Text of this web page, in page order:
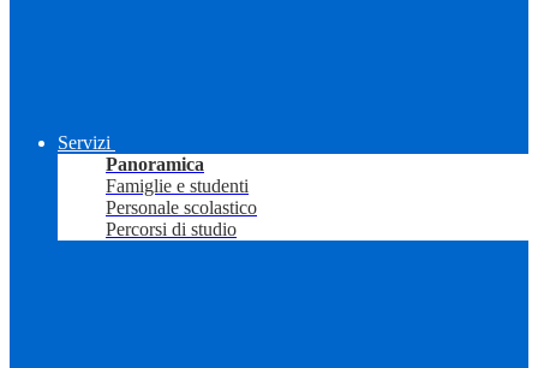
Servizi
Panoramica
Famiglie e studenti
Personale scolastico
Percorsi di studio